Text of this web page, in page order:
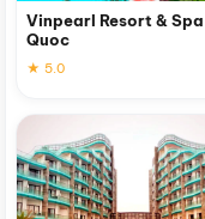
Vinpearl Resort & Spa
Quoc
★ 5.0